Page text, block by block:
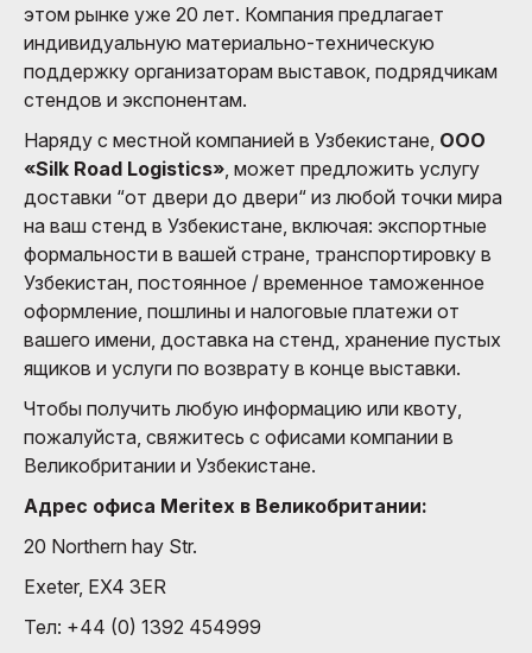
этом рынке уже 20 лет. Компания предлагает
индивидуальную материально-техническую
поддержку организаторам выставок, подрядчикам
стендов и экспонентам.
Наряду с местной компанией в Узбекистане, ООО
«Silk Road Logistics» , может предложить услугу
доставки “от двери до двери“ из любой точки мира
на ваш стенд в Узбекистане, включая: экспортные
формальности в вашей стране, транспортировку в
Узбекистан, постоянное / временное таможенное
оформление, пошлины и налоговые платежи от
вашего имени, доставка на стенд, хранение пустых
ящиков и услуги по возврату в конце выставки.
Чтобы получить любую информацию или квоту,
пожалуйста, свяжитесь с офисами компании в
Великобритании и Узбекистане.
Адрес офиса Meritex в Великобритании:
20 Northern hay Str.
Exeter, EX4 3ER
Тел: +44 (0) 1392 454999